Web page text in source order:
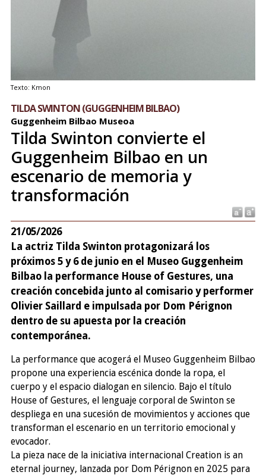
Texto: Kmon
TILDA SWINTON (GUGGENHEIM BILBAO)
Guggenheim Bilbao Museoa
Tilda Swinton convierte el
Guggenheim Bilbao en un
escenario de memoria y
transformación
21/05/2026
La actriz Tilda Swinton protagonizará los
próximos 5 y 6 de junio en el Museo Guggenheim
Bilbao la performance House of Gestures, una
creación concebida junto al comisario y performer
Olivier Saillard e impulsada por Dom Pérignon
dentro de su apuesta por la creación
contemporánea.
La performance que acogerá el Museo Guggenheim Bilbao
propone una experiencia escénica donde la ropa, el
cuerpo y el espacio dialogan en silencio. Bajo el título
House of Gestures, el lenguaje corporal de Swinton se
despliega en una sucesión de movimientos y acciones que
transforman el escenario en un territorio emocional y
evocador.
La pieza nace de la iniciativa internacional Creation is an
eternal journey, lanzada por Dom Pérignon en 2025 para